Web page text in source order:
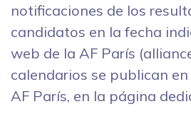
notificaciones de los
candidatos en la fecha
web de la AF París
calendarios se publican
AF París, en la página